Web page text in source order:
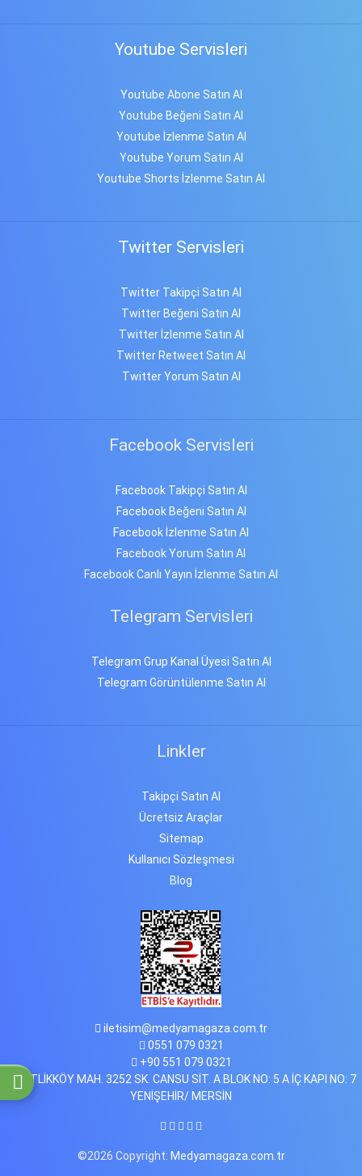
Youtube Servisleri
Youtube Abone Satın Al
Youtube Beğeni Satın Al
Youtube İzlenme Satın Al
Youtube Yorum Satın Al
Youtube Shorts İzlenme Satın Al
Twitter Servisleri
Twitter Takipçi Satın Al
Twitter Beğeni Satın Al
Twitter İzlenme Satın Al
Twitter Retweet Satın Al
Twitter Yorum Satın Al
Facebook Servisleri
Facebook Takipçi Satın Al
Facebook Beğeni Satın Al
Facebook İzlenme Satın Al
Facebook Yorum Satın Al
Facebook Canlı Yayın İzlenme Satın Al
Telegram Servisleri
Telegram Grup Kanal Üyesi Satın Al
Telegram Görüntülenme Satın Al
Linkler
Takipçi Satın Al
Ücretsiz Araçlar
Sitemap
Kullanıcı Sözleşmesi
Blog
iletisim@medyamagaza.com.tr
0551 079 0321
+90 551 079 0321
ÇİFTLİKKÖY MAH. 3252 SK. CANSU SİT. A BLOK NO: 5 A İÇ KAPI NO: 7
YENİŞEHİR/ MERSİN
©2026 Copyright: Medyamagaza.com.tr